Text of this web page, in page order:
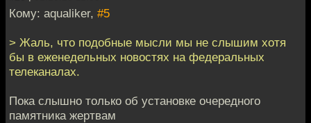
Кому: aqualiker, #5
> Жаль, что подобные мысли мы не слышим хотя
бы в еженедельных новостях на федеральных
телеканалах.
Пока слышно только об установке очередного
памятника жертвам